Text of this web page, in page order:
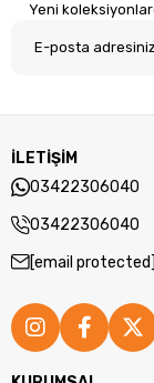
malzemeden
kullanım için
sahip olmakla
Yeni
İLETİŞİM
03422306040
03422306040
[email protected]